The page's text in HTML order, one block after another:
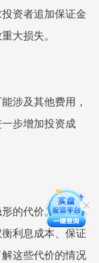
资者追加保证金
大损失。
涉及其他费用，
步增加投资成
的代价。投资者
利息成本、保证
这些代价的情况